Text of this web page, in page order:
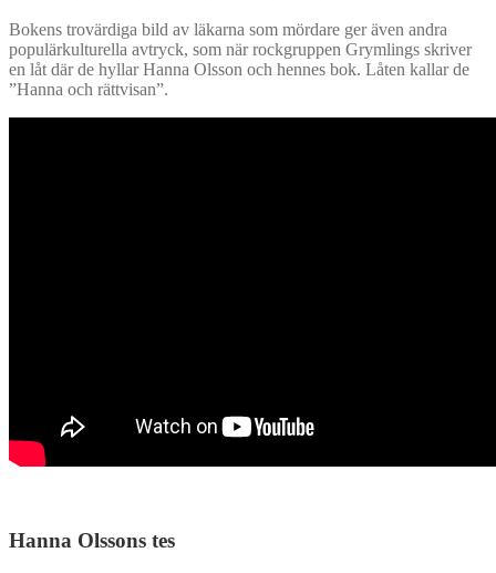
Bokens trovärdiga bild av läkarna som mördare ger även andra
populärkulturella avtryck, som när rockgruppen Grymlings skriver
en låt där de hyllar Hanna Olsson och hennes bok. Låten kallar de
”Hanna och rättvisan”.
Hanna Olssons tes